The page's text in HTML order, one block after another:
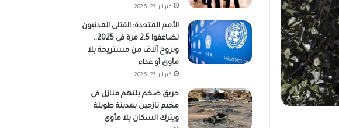
فبراير 27, 2026
الأمم المتحدة: القتلى المدنيون
تضاعفوا 2.5 مرة في 2025..
ونزوح آلاف من مستريحة بلا
مأوى أو غذاء
فبراير 27, 2026
حريق ضخم يلتهم منازل في
مخيم نازحين بمدينة طويلة
ويترك السكان بلا مأوى